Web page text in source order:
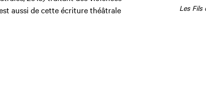
aussi de cette écriture théâtrale
Les Fils